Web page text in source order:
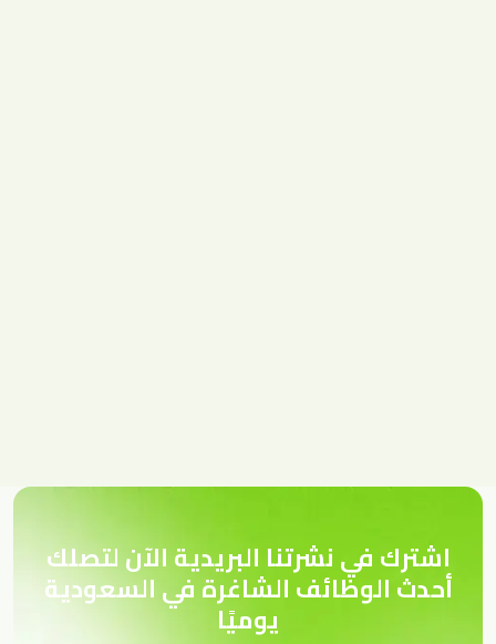
اشترك في نشرتنا البريدية الآن لتصلك
أحدث الوظائف الشاغرة في السعودية
يوميًا